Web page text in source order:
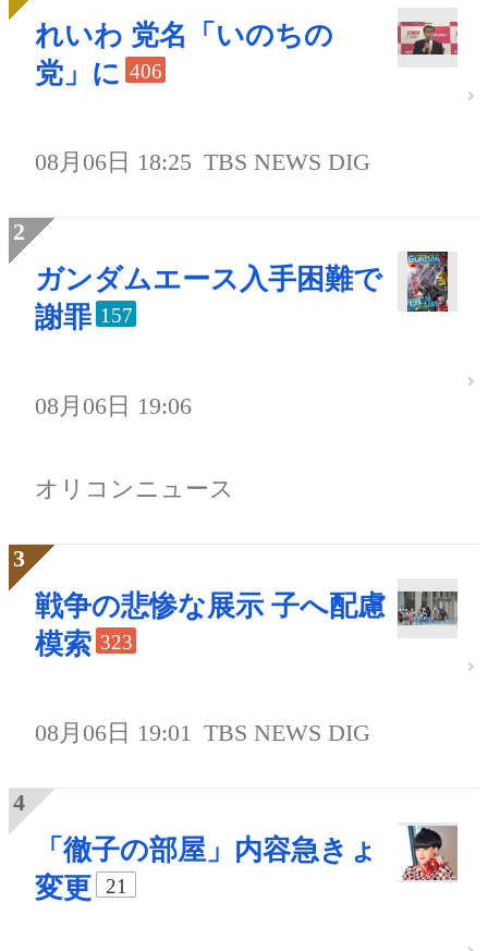
れいわ 党名「いのちの
党」に 406
08月06日 18:25 TBS NEWS DIG
ガンダムエース入手困難で
謝罪 157
08月06日 19:06
オリコンニュース
戦争の悲惨な展示 子へ配慮
模索 323
08月06日 19:01 TBS NEWS DIG
「徹子の部屋」内容急きょ
変更
21